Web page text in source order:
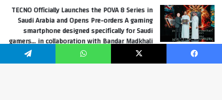
TECNO Officially Launches the POVA 8 Series in
Saudi Arabia and Opens Pre-orders A gaming
smartphone designed specifically for Saudi
gamers… in collaboration with Bandar Madkhali
“Banderita”
فيسبوك ‫X واتساب تيلقرام